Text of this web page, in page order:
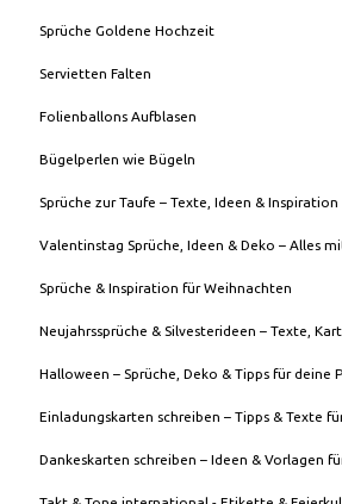
Sprüche Goldene Hochzeit
Servietten Falten
Folienballons Aufblasen
Bügelperlen wie Bügeln
Sprüche zur Taufe – Texte, Ideen & Inspiration
Valentinstag Sprüche, Ideen & Deko – Alles
Sprüche & Inspiration für Weihnachten
Neujahrssprüche & Silvesterideen – Texte,
Halloween – Sprüche, Deko & Tipps für deine
Einladungskarten schreiben – Tipps & Texte
Dankeskarten schreiben – Ideen & Vorlagen